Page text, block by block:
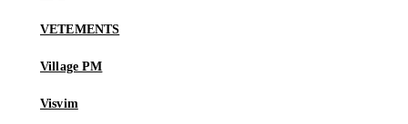
VETEMENTS
Village PM
Visvim